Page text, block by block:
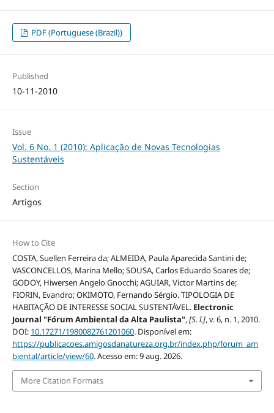
PDF (Portuguese (Brazil))
Published
10-11-2010
Issue
Vol. 6 No. 1 (2010): Aplicação de Novas Tecnologias
Sustentáveis
Section
Artigos
How to Cite
COSTA, Suellen Ferreira da; ALMEIDA, Paula Aparecida Santini de;
VASCONCELLOS, Marina Mello; SOUSA, Carlos Eduardo Soares de;
GODOY, Hiwersen Angelo Gnocchi; AGUIAR, Victor Martins de;
FIORIN, Evandro; OKIMOTO, Fernando Sérgio. TIPOLOGIA DE
HABITAÇÃO DE INTERESSE SOCIAL SUSTENTÁVEL. Electronic
Journal "Fórum Ambiental da Alta Paulista",[S. l.], v. 6, n. 1, 2010.
DOI: 10.17271/1980082761201060. Disponível em:
https://publicacoes.amigosdanatureza.org.br/index.php/forum_am
biental/article/view/60. Acesso em: 9 aug. 2026.
More Citation Formats